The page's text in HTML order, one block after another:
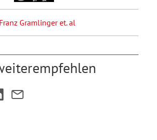
Franz Gramlinger et. al